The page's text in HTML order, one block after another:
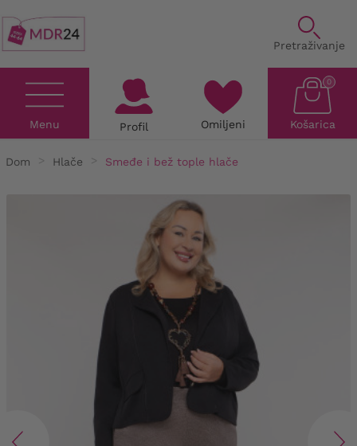
Pretraživanje
Menu Profil Omiljeni Košarica
0
Dom Hlače Smeđe i bež tople hlače